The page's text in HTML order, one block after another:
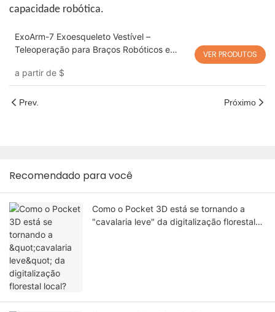
capacidade robótica.
ExoArm-7 Exoesqueleto Vestível –
Teleoperação para Braços Robóticos e
a partir de $
VER PRODUTOS
Prev. Próximo
Recomendado para você
Como o Pocket 3D está se tornando a
"cavalaria leve" da digitalização florestal